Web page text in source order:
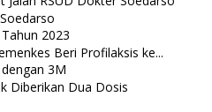
2023
Beri Profilaksis ke...
3M
Diberikan Dua Dosis